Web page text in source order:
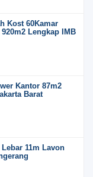
Kost 60Kamar
Lengkap IMB
Kantor 87m2
Barat
11m Lavon